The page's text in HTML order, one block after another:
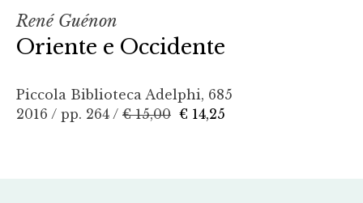
René Guénon
Oriente e Occidente
Piccola Biblioteca Adelphi, 685
2016 / pp. 264 / € 15,00 € 14,25